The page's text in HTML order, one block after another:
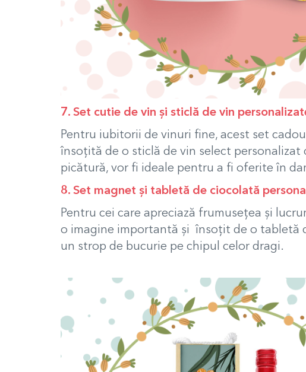
7. Set cutie de vin și sticlă de vin
Pentru iubitorii de vinuri fine, acest set
însoțită de o sticlă de vin select
picătură, vor fi ideale pentru a fi oferite în
8. Set magnet și tabletă de ciocolată
Pentru cei care apreciază frumusețea și
o imagine importantă și însoțit de o tabletă
un strop de bucurie pe chipul celor dragi.